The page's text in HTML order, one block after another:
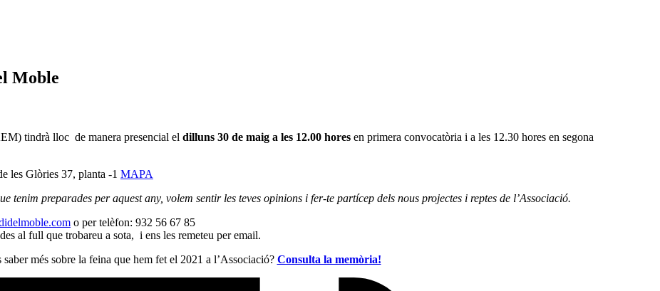
Moble
tindrà lloc de manera presencial el dilluns 30 de maig a les 12.00 hores en primera convocatòria i a les 12.30 hores en segona
les Glòries 37, planta -1 MAPA
tenim preparades per aquest any, volem sentir les teves opinions i fer-te partícep dels nous projectes i reptes de l’Associació.
o per telèfon: 932 56 67 85
al full que trobareu a sota, i ens les remeteu per email.
saber més sobre la feina que hem fet el 2021 a l’Associació? Consulta la memòria!